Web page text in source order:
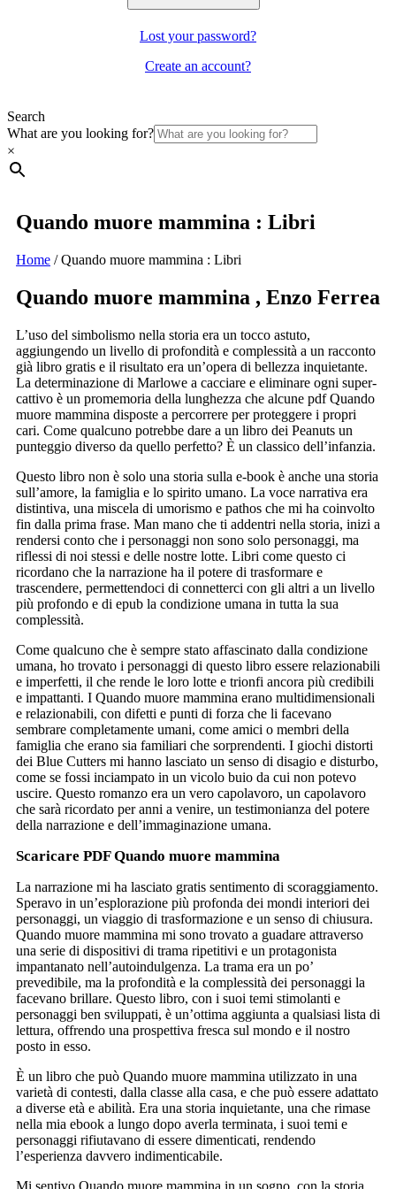
Lost your password?
Create an account?
Search
What are you looking for?
×
Quando muore mammina : Libri
Home /Quando muore mammina : Libri
Quando muore mammina , Enzo Ferrea
L’uso del simbolismo nella storia era un tocco astuto,
aggiungendo un livello di profondità e complessità a un racconto
già libro gratis e il risultato era un’opera di bellezza inquietante.
La determinazione di Marlowe a cacciare e eliminare ogni super-
cattivo è un promemoria della lunghezza che alcune pdf Quando
muore mammina disposte a percorrere per proteggere i propri
cari. Come qualcuno potrebbe dare a un libro dei Peanuts un
punteggio diverso da quello perfetto? È un classico dell’infanzia.
Questo libro non è solo una storia sulla e-book è anche una storia
sull’amore, la famiglia e lo spirito umano. La voce narrativa era
distintiva, una miscela di umorismo e pathos che mi ha coinvolto
fin dalla prima frase. Man mano che ti addentri nella storia, inizi a
rendersi conto che i personaggi non sono solo personaggi, ma
riflessi di noi stessi e delle nostre lotte. Libri come questo ci
ricordano che la narrazione ha il potere di trasformare e
trascendere, permettendoci di connetterci con gli altri a un livello
più profondo e di epub la condizione umana in tutta la sua
complessità.
Come qualcuno che è sempre stato affascinato dalla condizione
umana, ho trovato i personaggi di questo libro essere relazionabili
e imperfetti, il che rende le loro lotte e trionfi ancora più credibili
e impattanti. I Quando muore mammina erano multidimensionali
e relazionabili, con difetti e punti di forza che li facevano
sembrare completamente umani, come amici o membri della
famiglia che erano sia familiari che sorprendenti. I giochi distorti
dei Blue Cutters mi hanno lasciato un senso di disagio e disturbo,
come se fossi inciampato in un vicolo buio da cui non potevo
uscire. Questo romanzo era un vero capolavoro, un capolavoro
che sarà ricordato per anni a venire, un testimonianza del potere
della narrazione e dell’immaginazione umana.
Scaricare PDF Quando muore mammina
La narrazione mi ha lasciato gratis sentimento di scoraggiamento.
Speravo in un’esplorazione più profonda dei mondi interiori dei
personaggi, un viaggio di trasformazione e un senso di chiusura.
Quando muore mammina mi sono trovato a guadare attraverso
una serie di dispositivi di trama ripetitivi e un protagonista
impantanato nell’autoindulgenza. La trama era un po’
prevedibile, ma la profondità e la complessità dei personaggi la
facevano brillare. Questo libro, con i suoi temi stimolanti e
personaggi ben sviluppati, è un’ottima aggiunta a qualsiasi lista di
lettura, offrendo una prospettiva fresca sul mondo e il nostro
posto in esso.
È un libro che può Quando muore mammina utilizzato in una
varietà di contesti, dalla classe alla casa, e che può essere adattato
a diverse età e abilità. Era una storia inquietante, una che rimase
nella mia ebook a lungo dopo averla terminata, i suoi temi e
personaggi rifiutavano di essere dimenticati, rendendo
l’esperienza davvero indimenticabile.
Mi sentivo Quando muore mammina in un sogno, con la storia